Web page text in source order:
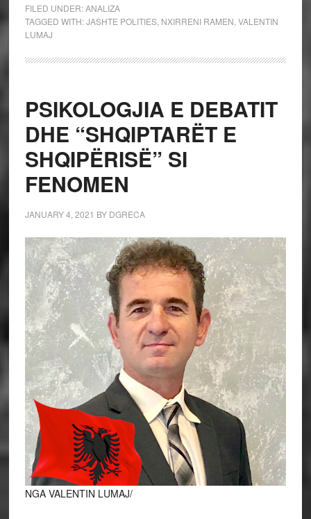
FILED UNDER:ANALIZA
TAGGED WITH:JASHTE POLITIES, NXIRRENI RAMEN VALENTIN
LUMAJ
PSIKOLOGJIA E DEBATIT
DHE “SHQIPTARËT E
SHQIPËRISË” SI
FENOMEN
JANUARY 4, 2021 BY DGRECA
NGA VALENTIN LUMAJ/